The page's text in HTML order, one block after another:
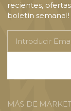
recientes,
boletín semanal!
Email
MÁS DE